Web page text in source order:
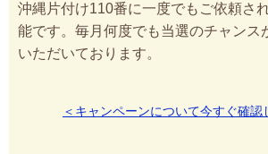
沖縄片付け110番に一度でもご依頼さ
能です。毎月何度でも当選のチャンス
いただいております。
＜キャンペーンについて今すぐ確認